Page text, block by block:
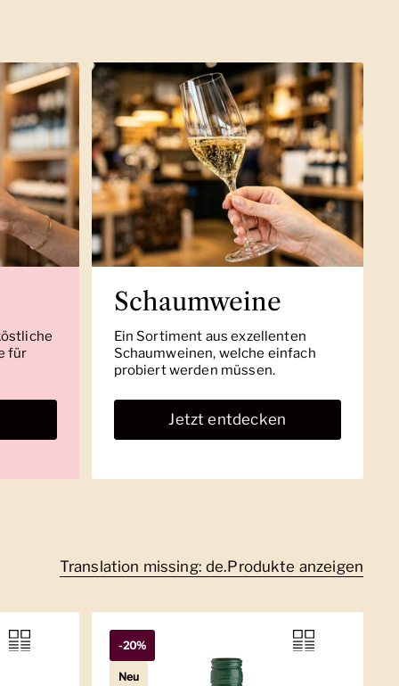
für
Schaumweine
Ein Sortiment aus exzellenten
Schaumweinen, welche einfach
probiert werden müssen.
Jetzt entdecken
Translation missing: de.Produkte anzeigen
-20%
Neu